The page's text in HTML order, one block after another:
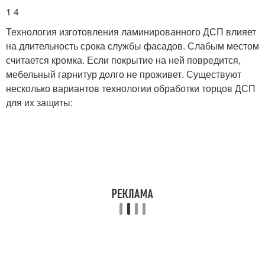
1 4
Технология изготовления ламинированного ДСП влияет
на длительность срока службы фасадов. Слабым местом
считается кромка. Если покрытие на ней повредится,
мебельный гарнитур долго не проживет. Существуют
несколько вариантов технологии обработки торцов ДСП
для их защиты: